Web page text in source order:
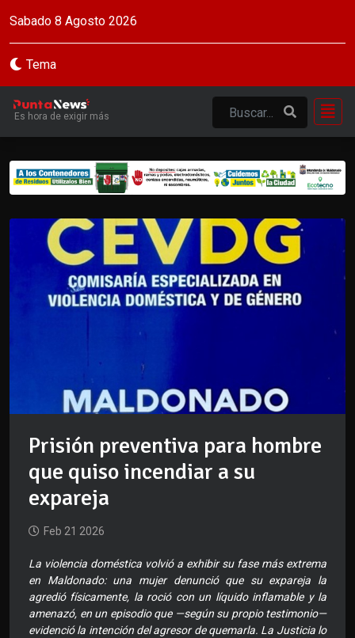
Sabado 8 Agosto 2026
Tema
Es hora de exigir más
Prisión preventiva para hombre
que quiso incendiar a su
expareja
Feb 21 2026
La violencia doméstica volvió a exhibir su fase más extrema
en Maldonado: una mujer denunció que su expareja la
agredió físicamente, la roció con un líquido inflamable y la
amenazó, en un episodio que —según su propio testimonio—
evidenció la intención del agresor de quemarla. La Justicia lo